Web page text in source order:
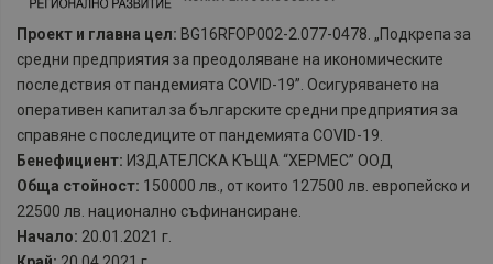
Проект и главна цел: BG16RFOP002-2.077-0478. „Подкрепа за
средни предприятия за преодоляване на икономическите
последствия от пандемията COVID-19”. Осигуряването на
оперативен капитал за българските средни предприятия за
справяне с последиците от пандемията COVID-19.
Бенефициент: ИЗДАТЕЛСКА КЪЩА “ХЕРМЕС” ООД
Обща стойност: 150000 лв., от които 127500 лв. европейско и
22500 лв. национално съфинансиране.
Начало: 20.01.2021 г.